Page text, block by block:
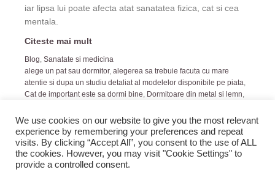
iar lipsa lui poate afecta atat sanatatea fizica, cat si cea
mentala.
Citeste mai mult
Blog, Sanatate si medicina
alege un pat sau dormitor, alegerea sa trebuie facuta cu mare
atentie si dupa un studiu detaliat al modelelor disponibile pe piata,
Cat de important este sa dormi bine, Dormitoare din metal si lemn,
We use cookies on our website to give you the most relevant
experience by remembering your preferences and repeat
visits. By clicking “Accept All”, you consent to the use of ALL
the cookies. However, you may visit "Cookie Settings" to
provide a controlled consent.